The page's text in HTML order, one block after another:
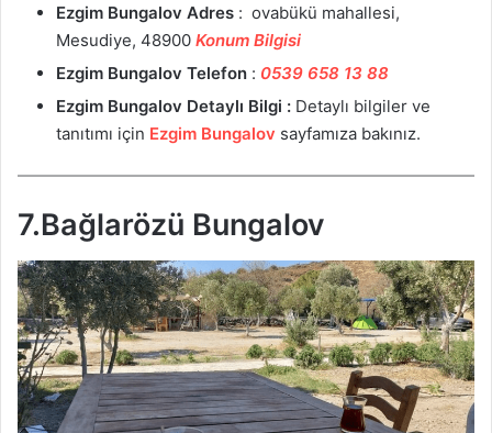
Ezgim Bungalov Adres : ovabükü mahallesi,
Mesudiye, 48900 Konum Bilgisi
Ezgim Bungalov Telefon : 0539 658 13 88
Ezgim Bungalov Detaylı Bilgi : Detaylı bilgiler ve
tanıtımı için Ezgim Bungalov sayfamıza bakınız.
7.Bağlarözü Bungalov